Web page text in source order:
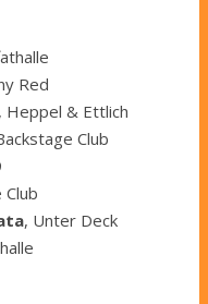
Red
, Heppel & Ettlich
Club
Club
, Unter Deck